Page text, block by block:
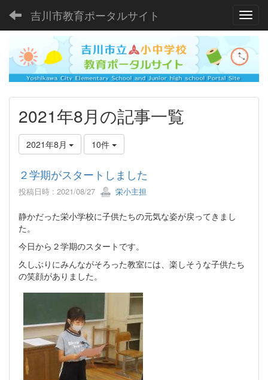
吉川市教育ポータルサイト
2021年8月の記事一覧
2021年8月 10件
２学期がスタートしました
投稿日時 : 2021/08/27 栄小主担
静かだった栄小学校に子供たちの元気な姿が戻ってきまし
た。
今日から２学期のスタートです。
久しぶりにみんながそろった教室には、楽しそうな子供たち
の笑顔がありました。